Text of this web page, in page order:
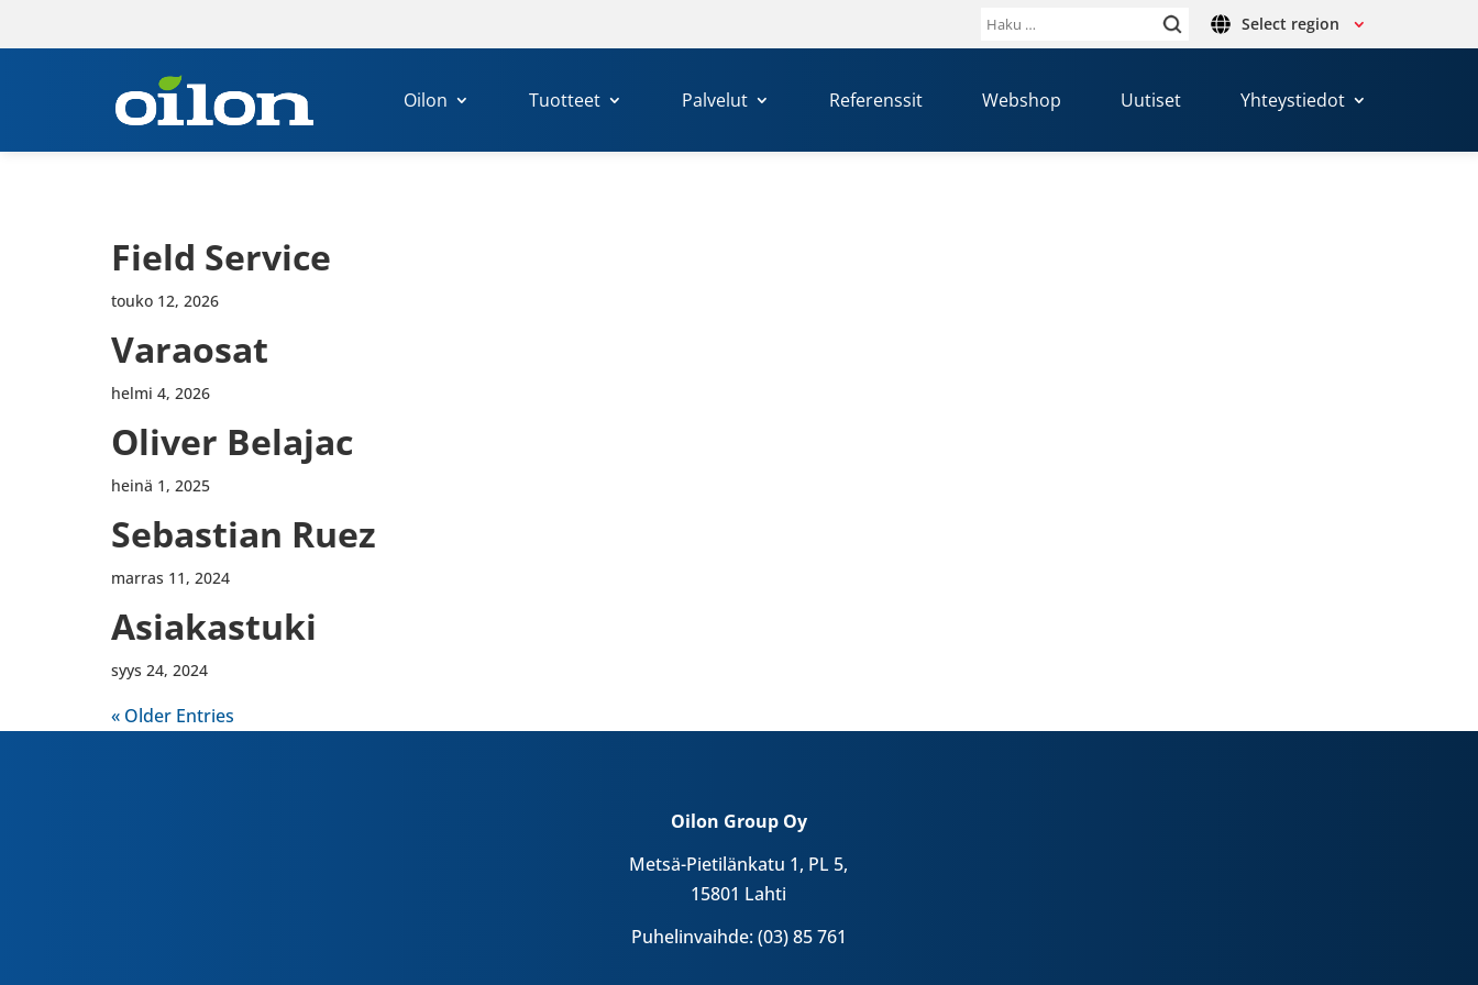
Haku: Select region
Oilon Tuotteet Palvelut Referenssit Webshop Uutiset Yhteystiedot
Field Service
touko 12, 2026
Varao­sat
helmi 4, 2026
Oliver Belajac
heinä 1, 2025
Sebas­tian Ruez
marras 11, 2024
Asia­kas­tuki
syys 24, 2024
« Older Entries
Oilon Group Oy
Metsä-Pietilänkatu 1, PL 5,
15801 Lahti
Puhelinvaihde: (03) 85 761